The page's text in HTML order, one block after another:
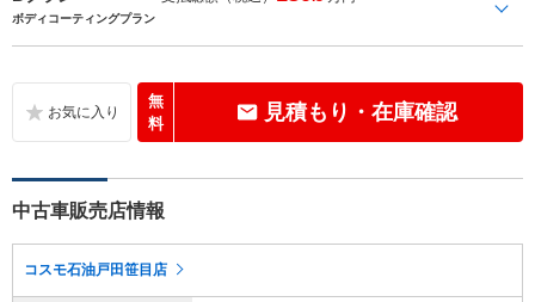
ボディコーティングプラン
無
料
見積もり・在庫確認
中古車販売店情報
コスモ石油戸田笹目店